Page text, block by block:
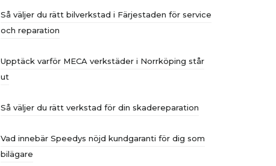
Så väljer du rätt bilverkstad i Färjestaden för service
och reparation
Upptäck varför MECA verkstäder i Norrköping står
ut
Så väljer du rätt verkstad för din skadereparation
Vad innebär Speedys nöjd kundgaranti för dig som
bilägare